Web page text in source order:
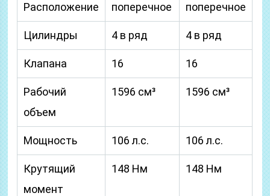
Расположение поперечное поперечное
Цилиндры 4 в ряд 4 в ряд
Клапана 16 16
Рабочий
объем
1596 см³ 1596 см³
Мощность 106 л.с. 106 л.с.
Крутящий
момент
148 Нм 148 Нм